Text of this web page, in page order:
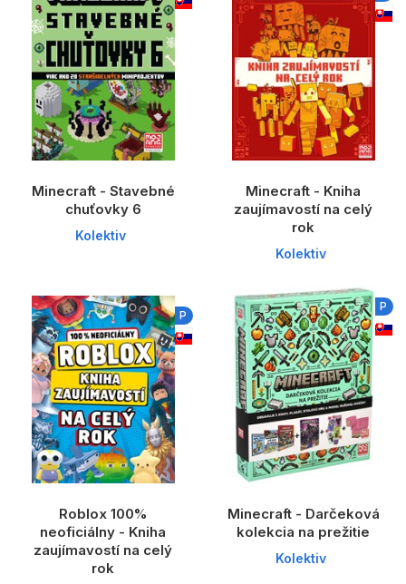
Poézia
Populárno - náučné pre deti
Predškoláci
Výchova a pedagogika
Young adult
Zdravie a životný štýl
Minecraft - Stavebné
chuťovky 6
Kolektiv
Minecraft - Kniha
zaujímavostí na celý
rok
Kolektiv
P
Roblox 100%
neoficiálny - Kniha
zaujímavostí na celý
rok
P
Minecraft - Darčeková
kolekcia na prežitie
Kolektiv